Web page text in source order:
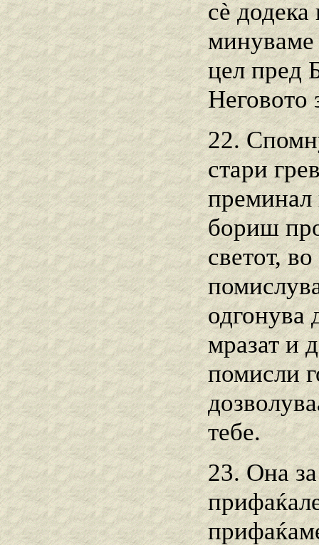
сѐ
минуваме
цел пред
Неговото
22.
стари
преминал
бориш
светот,
одгонува
мразат и
помисли
тебе.
23. Она